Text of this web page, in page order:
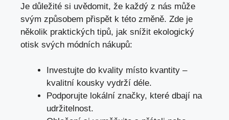
Je důležité si uvědomit, že každý z nás může
svým způsobem přispět k této změně. Zde je
několik praktických tipů, jak snížit ekologický
otisk svých módních nákupů:
Investujte do kvality místo kvantity –
kvalitní kousky vydrží déle.
Podporujte lokální značky, které dbají na
udržitelnost.